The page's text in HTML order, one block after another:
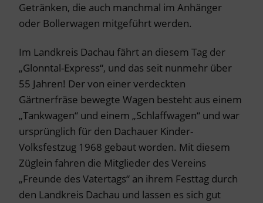
Getränken, die auch manchmal im Anhänger
oder Bollerwagen mitgeführt werden.
Im Landkreis Dachau fährt an diesem Tag der
„Glonntal-Express“, und das seit nunmehr über
55 Jahren! Der von einer verdeckten
Gärtnerfräse bewegte Wagen besteht aus einem
„Tankwagen“ und einem „Schlaffwagen“ und war
ursprünglich für den Dachauer Kinder-
Volksfestzug 1968 gebaut worden. Mit diesem
Züglein fahren die Mitglieder des Vereins
„Freunde des Vatertags“ an ihrem Festtag durch
den Landkreis Dachau und lassen es sich gut